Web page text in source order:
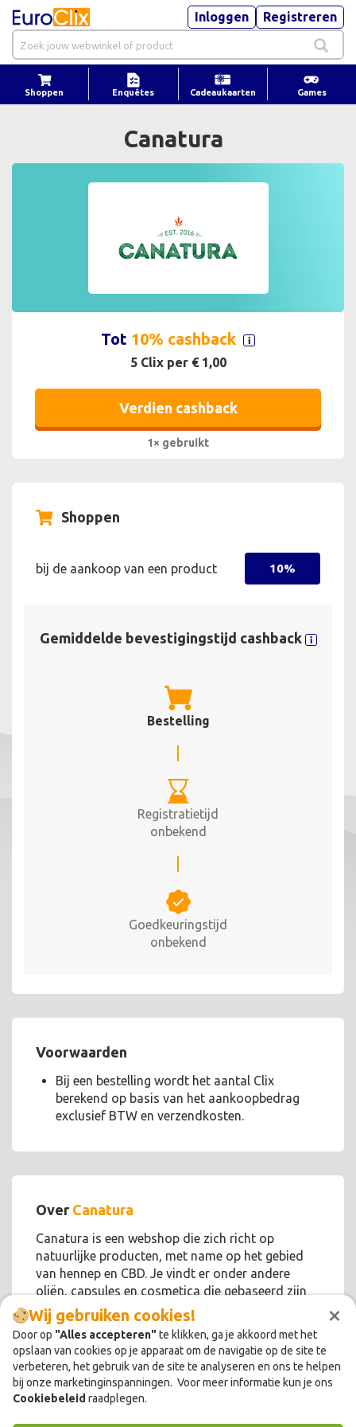
Inloggen Registreren
Shoppen Enquêtes Cadeaukaarten Games
×
Wij gebruiken cookies!
Door op "Alles accepteren"te klikken, ga je akkoord met het
opslaan van cookies op je apparaat om de navigatie op de site te
verbeteren, het gebruik van de site te analyseren en ons te helpen
bij onze marketinginspanningen. Voor meer informatie kun je ons
Cookiebeleid raadplegen.
Canatura
Tot 10% cashback
5 Clix per € 1,00
Verdien cashback
1× gebruikt
Shoppen
bij de aankoop van een product 10%
Gemiddelde bevestigingstijd cashback
Bestelling
Registratietijd
onbekend
Goedkeuringstijd
onbekend
Voorwaarden
Bij een bestelling wordt het aantal Clix
berekend op basis van het aankoopbedrag
exclusief BTW en verzendkosten.
Over Canatura
Canatura is een webshop die zich richt op
natuurlijke producten, met name op het gebied
van hennep en CBD. Je vindt er onder andere
oliën, capsules en cosmetica die gebaseerd zijn
op plantaardige ingrediënten.